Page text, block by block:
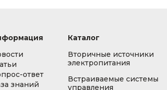
ответ
знаний
Каталог
Вторичные источники
электропитания
Встраиваемые системы
управления